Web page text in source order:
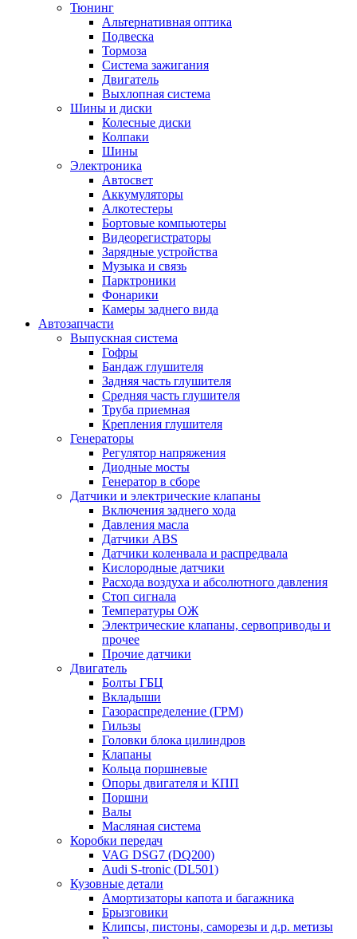
Тюнинг
Альтернативная оптика
Подвеска
Тормоза
Система зажигания
Двигатель
Выхлопная система
Шины и диски
Колесные диски
Колпаки
Шины
Электроника
Автосвет
Аккумуляторы
Алкотестеры
Бортовые компьютеры
Видеорегистраторы
Зарядные устройства
Музыка и связь
Парктроники
Фонарики
Камеры заднего вида
Автозапчасти
Выпускная система
Гофры
Бандаж глушителя
Задняя часть глушителя
Средняя часть глушителя
Труба приемная
Крепления глушителя
Генераторы
Регулятор напряжения
Диодные мосты
Генератор в сборе
Датчики и электрические клапаны
Включения заднего хода
Давления масла
Датчики ABS
Датчики коленвала и распредвала
Кислородные датчики
Расхода воздуха и абсолютного давления
Стоп сигнала
Температуры ОЖ
Электрические клапаны, сервоприводы и
прочее
Прочие датчики
Двигатель
Болты ГБЦ
Вкладыши
Газораспределение (ГРМ)
Гильзы
Головки блока цилиндров
Клапаны
Кольца поршневые
Опоры двигателя и КПП
Поршни
Валы
Масляная система
Коробки передач
VAG DSG7 (DQ200)
Audi S-tronic (DL501)
Кузовные детали
Амортизаторы капота и багажника
Брызговики
Клипсы, пистоны, саморезы и д.р. метизы